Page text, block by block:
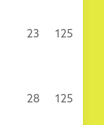
23 125
28 125